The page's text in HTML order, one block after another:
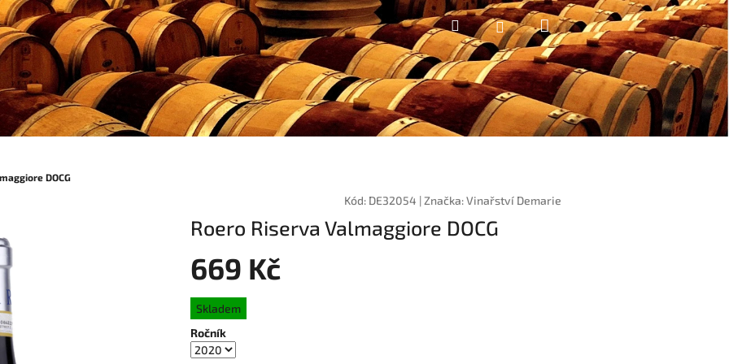
HledatPřihlášeníNákupní
košík
DOCG
Kód: DE32054 |Značka:Vinařství Demarie
Roero Riserva Valmaggiore DOCG
669 Kč
Měrná
cena:
Skladem
Ročník